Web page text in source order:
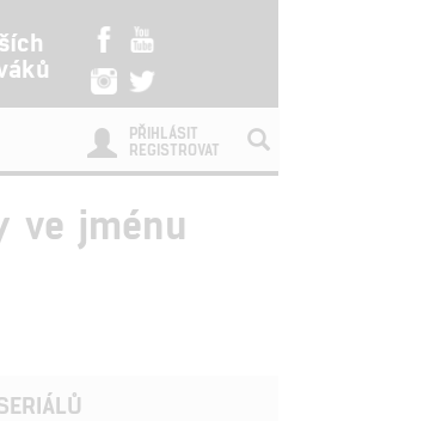
PŘIHLÁSIT
REGISTROVAT
ve jménu